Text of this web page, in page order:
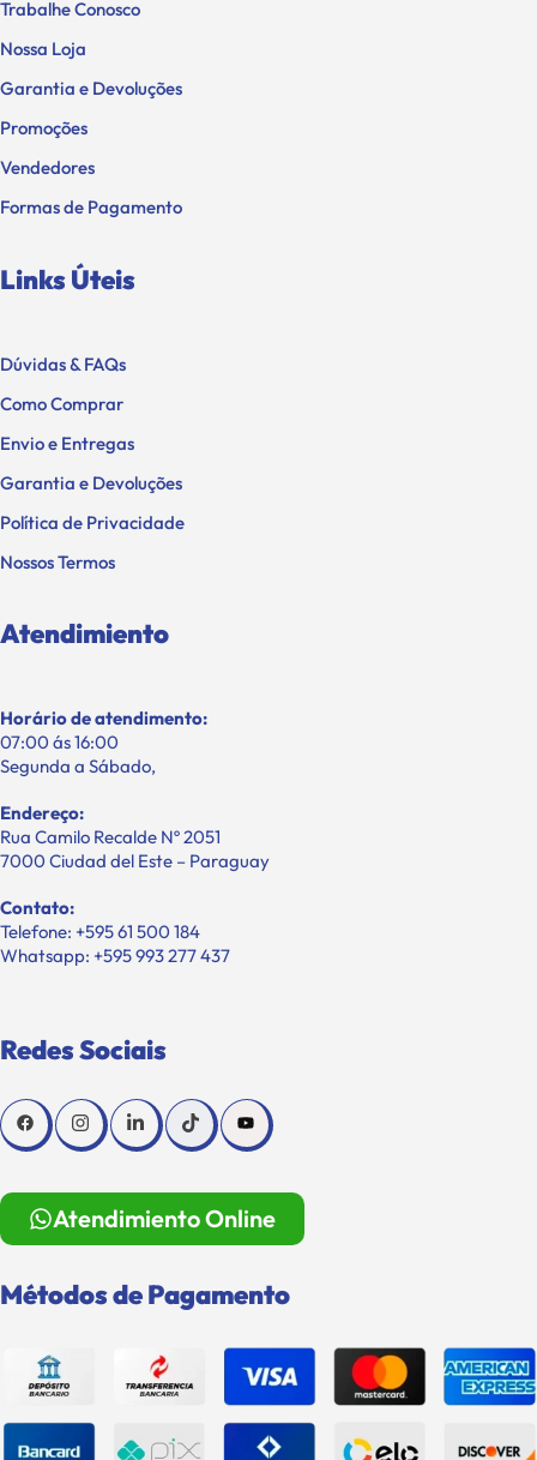
Trabalhe Conosco
Nossa Loja
Garantia e Devoluções
Promoções
Vendedores
Formas de Pagamento
Links Úteis
Dúvidas & FAQs
Como Comprar
Envio e Entregas
Garantia e Devoluções
Política de Privacidade
Nossos Termos
Atendimiento
Horário de atendimento:
07:00 ás 16:00
Segunda a Sábado,
Endereço:
Rua Camilo Recalde Nº 2051
7000 Ciudad del Este – Paraguay
Contato:
Telefone: +595 61 500 184
Whatsapp: +595 993 277 437
Redes Sociais
Atendimiento Online
Métodos de Pagamento